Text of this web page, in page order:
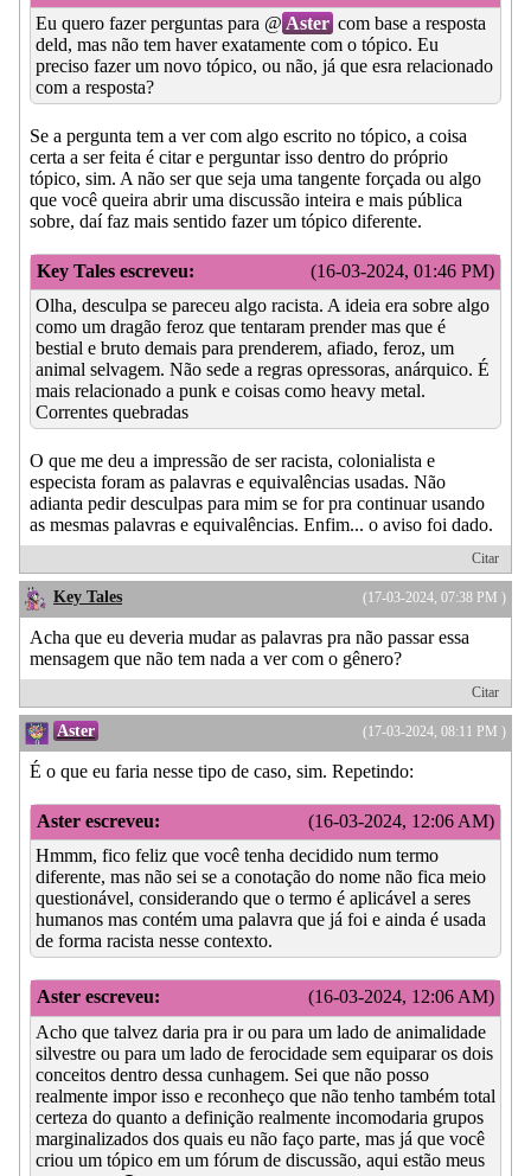
Eu quero fazer perguntas para @ Aster com base a resposta
deld, mas não tem haver exatamente com o tópico. Eu
preciso fazer um novo tópico, ou não, já que esra relacionado
com a resposta?
Se a pergunta tem a ver com algo escrito no tópico, a coisa
certa a ser feita é citar e perguntar isso dentro do próprio
tópico, sim. A não ser que seja uma tangente forçada ou algo
que você queira abrir uma discussão inteira e mais pública
sobre, daí faz mais sentido fazer um tópico diferente.
(16-03-2024, 01:46 PM)
Key Tales escreveu:
Olha, desculpa se pareceu algo racista. A ideia era sobre algo
como um dragão feroz que tentaram prender mas que é
bestial e bruto demais para prenderem, afiado, feroz, um
animal selvagem. Não sede a regras opressoras, anárquico. É
mais relacionado a punk e coisas como heavy metal.
Correntes quebradas
O que me deu a impressão de ser racista, colonialista e
especista foram as palavras e equivalências usadas. Não
adianta pedir desculpas para mim se for pra continuar usando
as mesmas palavras e equivalências. Enfim... o aviso foi dado.
Citar
(17-03-2024, 07:38 PM )
Key Tales
Acha que eu deveria mudar as palavras pra não passar essa
mensagem que não tem nada a ver com o gênero?
Citar
(17-03-2024, 08:11 PM )
Aster
É o que eu faria nesse tipo de caso, sim. Repetindo:
(16-03-2024, 12:06 AM)
Aster escreveu:
Hmmm, fico feliz que você tenha decidido num termo
diferente, mas não sei se a conotação do nome não fica meio
questionável, considerando que o termo é aplicável a seres
humanos mas contém uma palavra que já foi e ainda é usada
de forma racista nesse contexto.
(16-03-2024, 12:06 AM)
Aster escreveu:
Acho que talvez daria pra ir ou para um lado de animalidade
silvestre ou para um lado de ferocidade sem equiparar os dois
conceitos dentro dessa cunhagem. Sei que não posso
realmente impor isso e reconheço que não tenho também total
certeza do quanto a definição realmente incomodaria grupos
marginalizados dos quais eu não faço parte, mas já que você
criou um tópico em um fórum de discussão, aqui estão meus